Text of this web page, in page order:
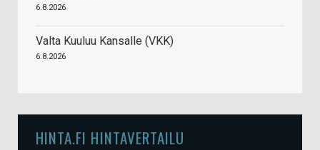
6.8.2026
Valta Kuuluu Kansalle (VKK)
6.8.2026
HINTA.FI HINTAVERTAILU